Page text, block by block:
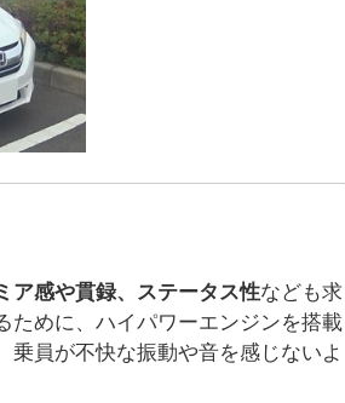
ア感や貫録、ステータス性なども求
ために、ハイパワーエンジンを搭載
乗員が不快な振動や音を感じないよ